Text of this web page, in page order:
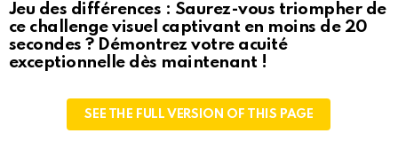
Jeu des différences : Saurez-vous triompher de
ce challenge visuel captivant en moins de 20
secondes ? Démontrez votre acuité
exceptionnelle dès maintenant !
SEE THE FULL VERSION OF THIS PAGE